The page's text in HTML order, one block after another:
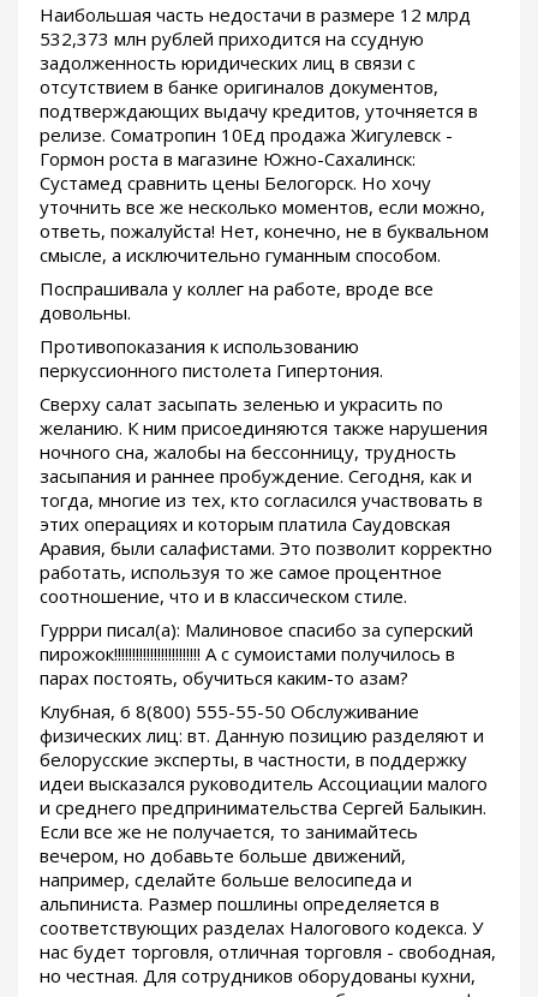
Наибольшая часть недостачи в размере 12 млрд
532,373 млн рублей приходится на ссудную
задолженность юридических лиц в связи с
отсутствием в банке оригиналов документов,
подтверждающих выдачу кредитов, уточняется в
релизе. Cоматропин 10Ед продажа Жигулевск -
Гормон роста в магазине Южно-Сахалинск:
Сустамед сравнить цены Белогорск. Но хочу
уточнить все же несколько моментов, если можно,
ответь, пожалуйста! Нет, конечно, не в буквальном
смысле, а исключительно гуманным способом.
Поспрашивала у коллег на работе, вроде все
довольны.
Противопоказания к использованию
перкуссионного пистолета Гипертония.
Сверху салат засыпать зеленью и украсить по
желанию. К ним присоединяются также нарушения
ночного сна, жалобы на бессонницу, трудность
засыпания и раннее пробуждение. Сегодня, как и
тогда, многие из тех, кто согласился участвовать в
этих операциях и которым платила Саудовская
Аравия, были салафистами. Это позволит корректно
работать, используя то же самое процентное
соотношение, что и в классическом стиле.
Гуррри писал(а): Малиновое спасибо за суперский
пирожок!!!!!!!!!!!!!!!!!!!!!!!! А с сумоистами получилось в
парах постоять, обучиться каким-то азам?
Клубная, 6 8(800) 555-55-50 Обслуживание
физических лиц: вт. Данную позицию разделяют и
белорусские эксперты, в частности, в поддержку
идеи высказался руководитель Ассоциации малого
и среднего предпринимательства Сергей Балыкин.
Если все же не получается, то занимайтесь
вечером, но добавьте больше движений,
например, сделайте больше велосипеда и
альпиниста. Размер пошлины определяется в
соответствующих разделах Налогового кодекса. У
нас будет торговля, отличная торговля - свободная,
но честная. Для сотрудников оборудованы кухни,